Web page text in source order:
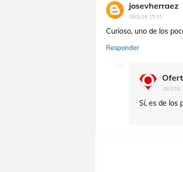
josevherraez
28/2/19 15:31
Curioso, uno de los
Responder
28/2/19
Sí, es de los